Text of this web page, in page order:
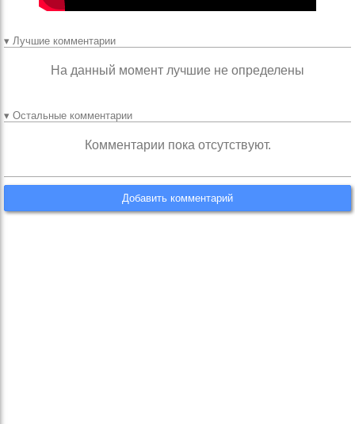
▾ Лучшие комментарии
На данный момент лучшие не определены
▾ Остальные комментарии
Комментарии пока отсутствуют.
Добавить комментарий